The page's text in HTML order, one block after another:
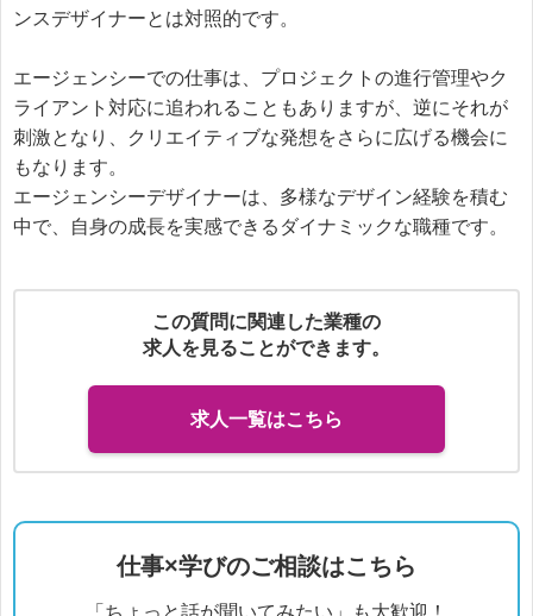
ンスデザイナーとは対照的です。
エージェンシーでの仕事は、プロジェクトの進行管理やク
ライアント対応に追われることもありますが、逆にそれが
刺激となり、クリエイティブな発想をさらに広げる機会に
もなります。
エージェンシーデザイナーは、多様なデザイン経験を積む
中で、自身の成長を実感できるダイナミックな職種です。
この質問に関連した業種の
求人を見ることができます。
求人一覧はこちら
仕事×学びのご相談はこちら
「ちょっと話が聞いてみたい」も大歓迎！